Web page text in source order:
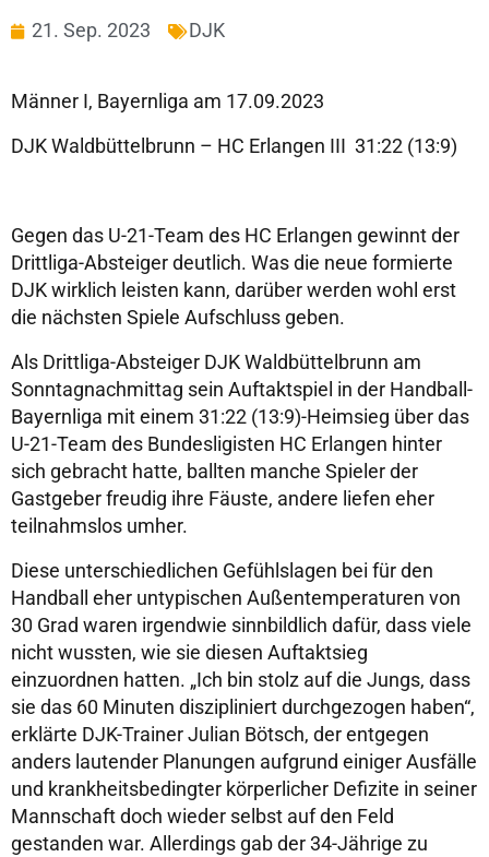
21. Sep. 2023 DJK
Männer I, Bayernliga am 17.09.2023
DJK Waldbüttelbrunn – HC Erlangen III 31:22 (13:9)
Gegen das U-21-Team des HC Erlangen gewinnt der
Drittliga-Absteiger deutlich. Was die neue formierte
DJK wirklich leisten kann, darüber werden wohl erst
die nächsten Spiele Aufschluss geben.
Als Drittliga-Absteiger DJK Waldbüttelbrunn am
Sonntagnachmittag sein Auftaktspiel in der Handball-
Bayernliga mit einem 31:22 (13:9)-Heimsieg über das
U-21-Team des Bundesligisten HC Erlangen hinter
sich gebracht hatte, ballten manche Spieler der
Gastgeber freudig ihre Fäuste, andere liefen eher
teilnahmslos umher.
Diese unterschiedlichen Gefühlslagen bei für den
Handball eher untypischen Außentemperaturen von
30 Grad waren irgendwie sinnbildlich dafür, dass viele
nicht wussten, wie sie diesen Auftaktsieg
einzuordnen hatten. „Ich bin stolz auf die Jungs, dass
sie das 60 Minuten diszipliniert durchgezogen haben“,
erklärte DJK-Trainer Julian Bötsch, der entgegen
anders lautender Planungen aufgrund einiger Ausfälle
und krankheitsbedingter körperlicher Defizite in seiner
Mannschaft doch wieder selbst auf den Feld
gestanden war. Allerdings gab der 34-Jährige zu